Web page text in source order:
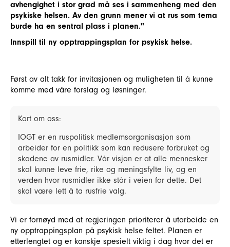
avhengighet i stor grad må ses i sammenheng med den
psykiske helsen. Av den grunn mener vi at rus som tema
burde ha en sentral plass i planen."
Innspill til ny opptrappingsplan for psykisk helse.
Først av alt takk for invitasjonen og muligheten til å kunne
komme med våre forslag og løsninger.
Kort om oss:
IOGT er en ruspolitisk medlemsorganisasjon som
arbeider for en politikk som kan redusere forbruket og
skadene av rusmidler. Vår visjon er at alle mennesker
skal kunne leve frie, rike og meningsfylte liv, og en
verden hvor rusmidler ikke står i veien for dette. Det
skal være lett å ta rusfrie valg.
Vi er fornøyd med at regjeringen prioriterer å utarbeide en
ny opptrappingsplan på psykisk helse feltet. Planen er
etterlengtet og er kanskje spesielt viktig i dag hvor det er